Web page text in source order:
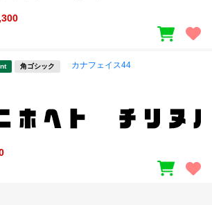
角ゴシック カナフェイス44